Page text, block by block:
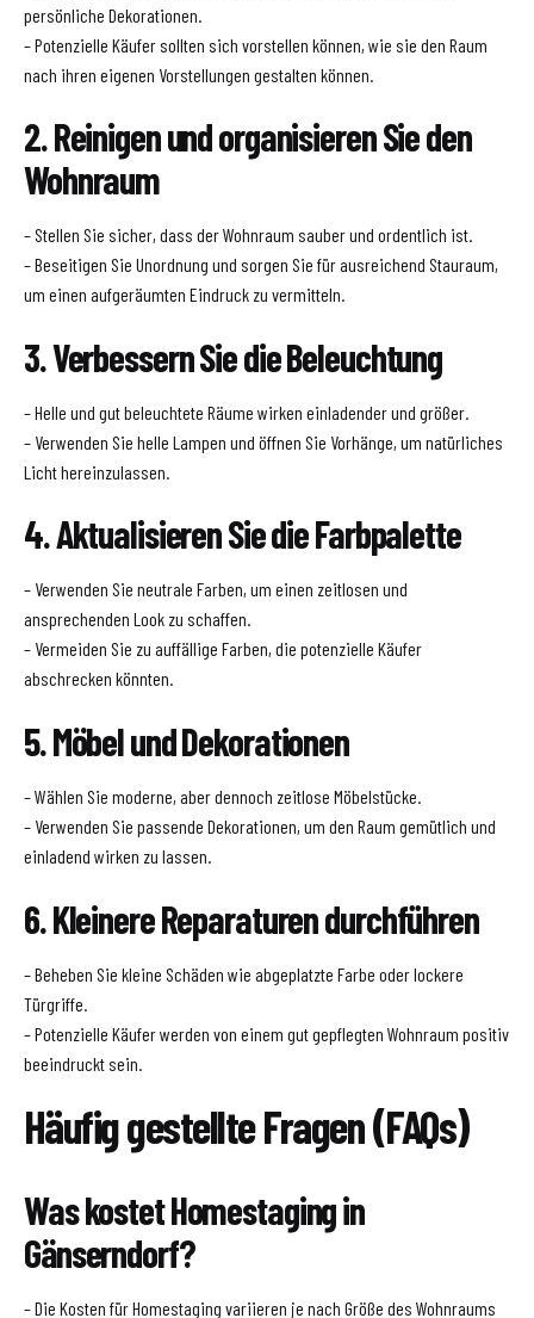
persönliche Dekorationen.
– Potenzielle Käufer sollten sich vorstellen können, wie sie den Raum
nach ihren eigenen Vorstellungen gestalten können.
2. Reinigen und organisieren Sie den
Wohnraum
– Stellen Sie sicher, dass der Wohnraum sauber und ordentlich ist.
– Beseitigen Sie Unordnung und sorgen Sie für ausreichend Stauraum,
um einen aufgeräumten Eindruck zu vermitteln.
3. Verbessern Sie die Beleuchtung
– Helle und gut beleuchtete Räume wirken einladender und größer.
– Verwenden Sie helle Lampen und öffnen Sie Vorhänge, um natürliches
Licht hereinzulassen.
4. Aktualisieren Sie die Farbpalette
– Verwenden Sie neutrale Farben, um einen zeitlosen und
ansprechenden Look zu schaffen.
– Vermeiden Sie zu auffällige Farben, die potenzielle Käufer
abschrecken könnten.
5. Möbel und Dekorationen
– Wählen Sie moderne, aber dennoch zeitlose Möbelstücke.
– Verwenden Sie passende Dekorationen, um den Raum gemütlich und
einladend wirken zu lassen.
6. Kleinere Reparaturen durchführen
– Beheben Sie kleine Schäden wie abgeplatzte Farbe oder lockere
Türgriffe.
– Potenzielle Käufer werden von einem gut gepflegten Wohnraum positiv
beeindruckt sein.
Häufig gestellte Fragen (FAQs)
Was kostet Homestaging in
Gänserndorf?
– Die Kosten für Homestaging variieren je nach Größe des Wohnraums